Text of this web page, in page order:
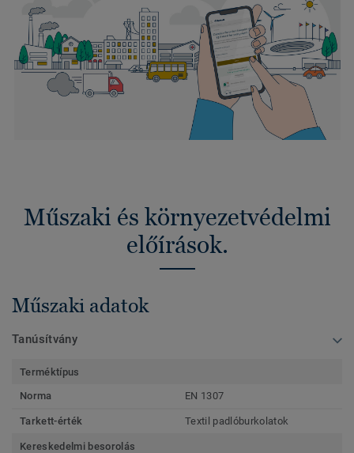
Műszaki és környezetvédelmi
előírások.
Műszaki adatok
Tanúsítvány
Terméktípus
Norma
EN 1307
Tarkett-érték Textil padlóburkolatok
Kereskedelmi besorolás